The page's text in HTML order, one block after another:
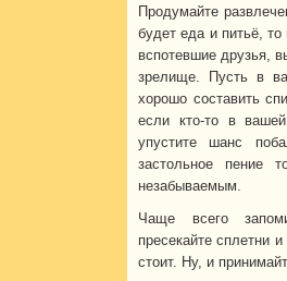
Продумайте
будет еда и питьё,
вспотевшие друзья,
зрелище. Пусть в
хорошо составить
если кто-то в
упустите шанс
застольное пение
незабываемым.
Чаще всего
пресекайте сплетни
стоит. Ну, и